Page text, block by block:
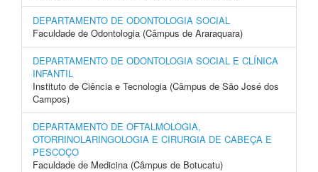
DEPARTAMENTO DE ODONTOLOGIA SOCIAL
Faculdade de Odontologia (Câmpus de Araraquara)
DEPARTAMENTO DE ODONTOLOGIA SOCIAL E CLÍNICA
INFANTIL
Instituto de Ciência e Tecnologia (Câmpus de São José dos
Campos)
DEPARTAMENTO DE OFTALMOLOGIA,
OTORRINOLARINGOLOGIA E CIRURGIA DE CABEÇA E
PESCOÇO
Faculdade de Medicina (Câmpus de Botucatu)